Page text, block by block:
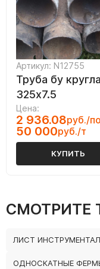
Артикул: N12755
Труба бу
325х7.5
Цена:
2 936.08руб./
50 000руб./т
КУПИТЬ
СМОТРИТЕ
ЛИСТ
ОДНОСКАТНЫЕ